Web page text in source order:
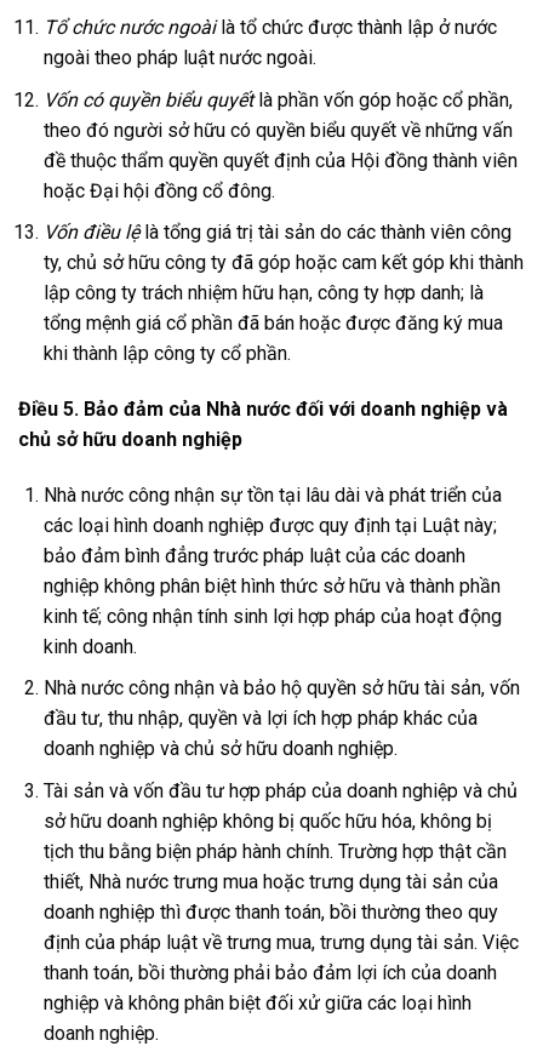
Tổ chức nước ngoàilà tổ chức được thành lập ở nước
ngoài theo pháp luật nước ngoài.
Vốn có quyền biểu quyếtlà phần vốn góp hoặc cổ phần,
theo đó người sở hữu có quyền biểu quyết về những vấn
đề thuộc thẩm quyền quyết định của Hội đồng thành viên
hoặc Đại hội đồng cổ đông.
Vốn điều lệlà tổng giá trị tài sản do các thành viên công
ty, chủ sở hữu công ty đã góp hoặc cam kết góp khi thành
lập công ty trách nhiệm hữu hạn, công ty hợp danh; là
tổng mệnh giá cổ phần đã bán hoặc được đăng ký mua
khi thành lập công ty cổ phần.
Điều 5. Bảo đảm của Nhà nước đối với doanh nghiệp và
chủ sở hữu doanh nghiệp
Nhà nước công nhận sự tồn tại lâu dài và phát triển của
các loại hình doanh nghiệp được quy định tại Luật này;
bảo đảm bình đẳng trước pháp luật của các doanh
nghiệp không phân biệt hình thức sở hữu và thành phần
kinh tế; công nhận tính sinh lợi hợp pháp của hoạt động
kinh doanh.
Nhà nước công nhận và bảo hộ quyền sở hữu tài sản, vốn
đầu tư, thu nhập, quyền và lợi ích hợp pháp khác của
doanh nghiệp và chủ sở hữu doanh nghiệp.
Tài sản và vốn đầu tư hợp pháp của doanh nghiệp và chủ
sở hữu doanh nghiệp không bị quốc hữu hóa, không bị
tịch thu bằng biện pháp hành chính. Trường hợp thật cần
thiết, Nhà nước trưng mua hoặc trưng dụng tài sản của
doanh nghiệp thì được thanh toán, bồi thường theo quy
định của pháp luật về trưng mua, trưng dụng tài sản. Việc
thanh toán, bồi thường phải bảo đảm lợi ích của doanh
nghiệp và không phân biệt đối xử giữa các loại hình
doanh nghiệp.